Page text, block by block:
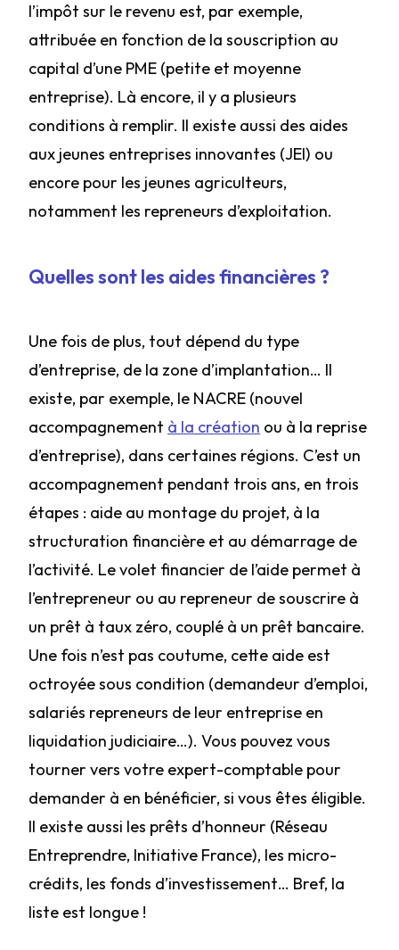
l’impôt sur le revenu est, par exemple,
attribuée en fonction de la souscription au
capital d’une PME (petite et moyenne
entreprise). Là encore, il y a plusieurs
conditions à remplir. Il existe aussi des aides
aux jeunes entreprises innovantes (JEI) ou
encore pour les jeunes agriculteurs,
notamment les repreneurs d’exploitation.
Quelles sont les aides financières ?
Une fois de plus, tout dépend du type
d’entreprise, de la zone d’implantation… Il
existe, par exemple, le NACRE (nouvel
accompagnement à la création ou à la reprise
d’entreprise), dans certaines régions. C’est un
accompagnement pendant trois ans, en trois
étapes : aide au montage du projet, à la
structuration financière et au démarrage de
l’activité. Le volet financier de l’aide permet à
l’entrepreneur ou au repreneur de souscrire à
un prêt à taux zéro, couplé à un prêt bancaire.
Une fois n’est pas coutume, cette aide est
octroyée sous condition (demandeur d’emploi,
salariés repreneurs de leur entreprise en
liquidation judiciaire…). Vous pouvez vous
tourner vers votre expert-comptable pour
demander à en bénéficier, si vous êtes éligible.
Il existe aussi les prêts d’honneur (Réseau
Entreprendre, Initiative France), les micro-
crédits, les fonds d’investissement… Bref, la
liste est longue !